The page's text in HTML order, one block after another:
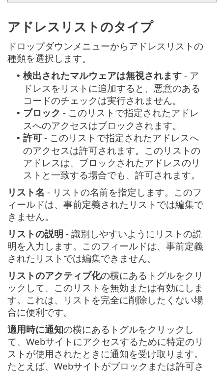
アドレスリストのタイプ
ドロップダウンメニューからアドレスリストの
種類を選択します。
• 検出されたマルウェアは無視されます - ア
ドレスをリストに追加すると、悪意のある
コードのチェックは実行されません。
• ブロック - このリストで指定されたアドレ
スへのアクセスはブロックされます。
• 許可 - このリストで指定されたアドレスへ
のアクセスは許可されます。このリストの
アドレスは、ブロックされたアドレスのリ
ストと一致する場合でも、許可されます。
リスト名 - リストの名前を指定します。このフ
ィールドは、事前定義されたリストでは編集で
きません。
リストの説明 - 識別しやすいようにリストの説
明を入力します。このフィールドは、事前定義
されたリストでは編集できません。
リストのアクティブ化の横にあるトグルをクリ
ックして、このリストを無効または有効にしま
す。これは、リストを完全に削除したくない場
合に便利です。
適用時に通知の横にあるトグルをクリックし
て、Webサイトにアクセスするために特定のリ
ストが使用されたときに通知を受け取ります。
たとえば、Webサイトがブロックまたは許可さ